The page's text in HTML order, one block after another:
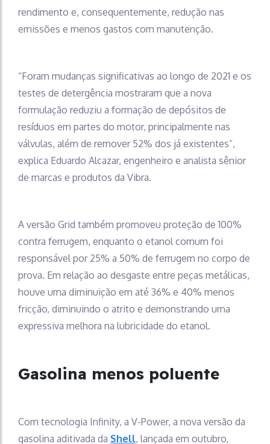
rendimento e, consequentemente, redução nas
emissões e menos gastos com manutenção.
“Foram mudanças significativas ao longo de 2021 e os
testes de detergência mostraram que a nova
formulação reduziu a formação de depósitos de
resíduos em partes do motor, principalmente nas
válvulas, além de remover 52% dos já existentes”,
explica Eduardo Alcazar, engenheiro e analista sênior
de marcas e produtos da Vibra.
A versão Grid também promoveu proteção de 100%
contra ferrugem, enquanto o etanol comum foi
responsável por 25% a 50% de ferrugem no corpo de
prova. Em relação ao desgaste entre peças metálicas,
houve uma diminuição em até 36% e 40% menos
fricção, diminuindo o atrito e demonstrando uma
expressiva melhora na lubricidade do etanol.
Gasolina menos poluente
Com tecnologia Infinity, a V-Power, a nova versão da
gasolina aditivada da Shell, lançada em outubro,